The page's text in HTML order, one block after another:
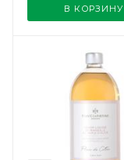
В КОРЗИНУ